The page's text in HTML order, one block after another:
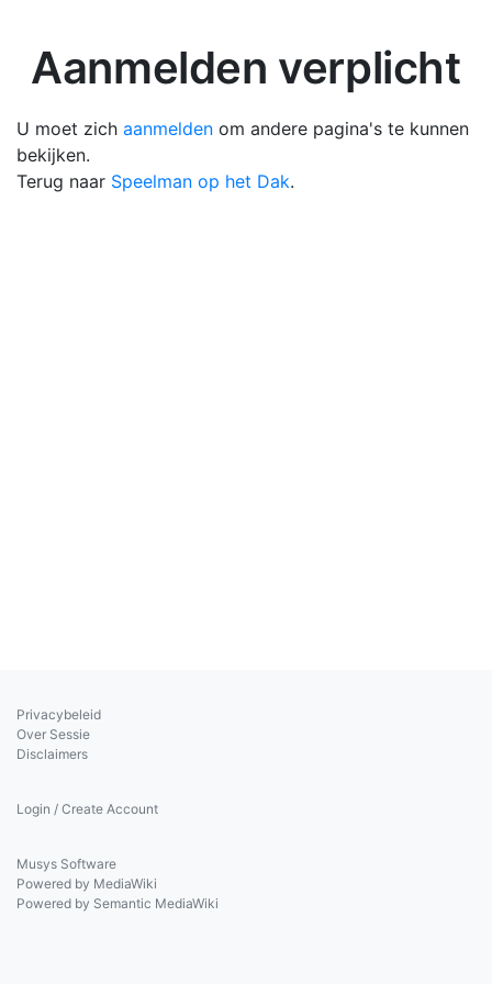
Aanmelden verplicht
U moet zich aanmelden om andere pagina's te kunnen
bekijken.
Terug naar Speelman op het Dak.
Privacybeleid
Over Sessie
Disclaimers
Login / Create Account
Musys Software
Powered by MediaWiki
Powered by Semantic MediaWiki